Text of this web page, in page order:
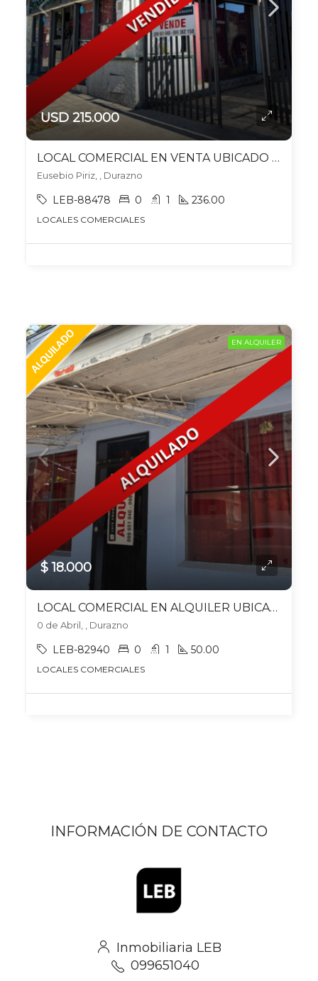
USD 215.000
LOCAL COMERCIAL EN VENTA UBICADO EN DURAZNO
Eusebio Piriz, , Durazno
LEB-88478 0 1 236.00
LOCALES COMERCIALES
EN ALQUILER
$ 18.000
LOCAL COMERCIAL EN ALQUILER UBICADO EN DURAZNO
0 de Abril, , Durazno
LEB-82940 0 1 50.00
LOCALES COMERCIALES
INFORMACIÓN DE CONTACTO
Inmobiliaria LEB
099651040